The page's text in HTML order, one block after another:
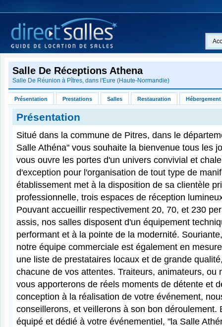
Salle De Réceptions Athena
Salle De Réunion à Pîtres, dans l'Eure (Haute-Normandie)
Présentation Prestations Salles Restauration Hébergement
Présentation
Situé dans la commune de Pitres, dans le
Salle Athéna" vous souhaite la bienvenue tous les
vous ouvre les portes d'un univers convivial et
d'exception pour l'organisation de tout type de
établissement met à la disposition de sa clientèle
professionnelle, trois espaces de réception
Pouvant accueillir respectivement 20, 70, et 230
assis, nos salles disposent d'un équipement
performant et à la pointe de la modernité.
notre équipe commerciale est également en
une liste de prestataires locaux et de grande
chacune de vos attentes. Traiteurs, animateurs, ou
vous apporterons de réels moments de détente et
conception à la réalisation de votre événement,
conseillerons, et veillerons à son bon déroulement.
équipé et dédié à votre événementiel, "la Salle